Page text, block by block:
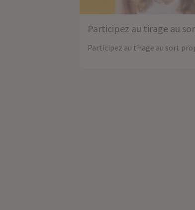
Participez au tirage au
Participez au tirage au sort